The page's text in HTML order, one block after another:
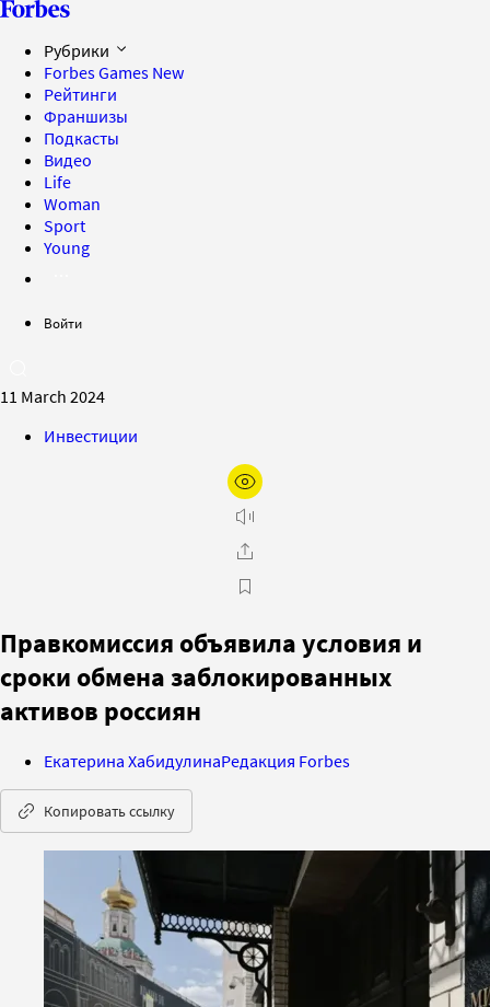
Рубрики
Forbes Games New
Рейтинги
Франшизы
Подкасты
Видео
Life
Woman
Sport
Young
Войти
11 March 2024
Инвестиции
Правкомиссия объявила условия и
сроки обмена заблокированных
активов россиян
Екатерина ХабидулинаРедакция Forbes
Копировать ссылку